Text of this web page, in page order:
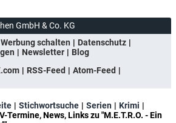
GmbH & Co. KG
Werbung schalten
Datenschutz
Newsletter
Blog
RSS-Feed
Atom-Feed
Stichwortsuche Serien
Krimi
Termine, News, Links zu "M.E.T.R.O. - Ein